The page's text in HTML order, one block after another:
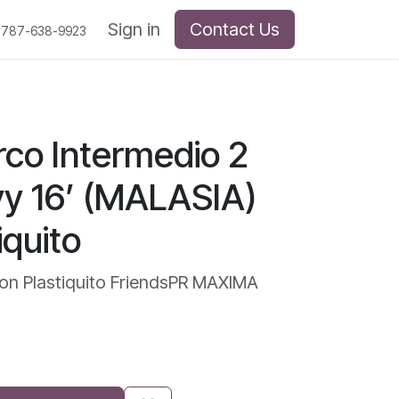
787-638-9923 Sign in Contact Us
Intermedio 2
16’ (MALASIA)
Plastiquito FriendsPR MAXIMA